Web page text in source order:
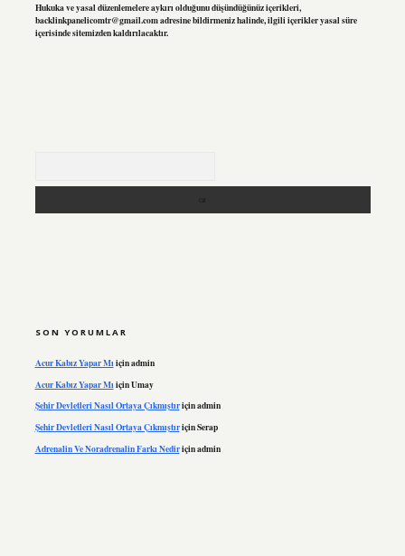
Hukuka ve yasal düzenlemelere aykırı olduğunu düşündüğünüz içerikleri,
backlinkpanelicomtr@gmail.comadresine bildirmeniz halinde, ilgili içerikler yasal süre
içerisinde sitemizden kaldırılacaktır.
SON YORUMLAR
Acur Kabız Yapar Mıiçinadmin
Acur Kabız Yapar Mı içinUmay
Şehir Devletleri Nasıl Ortaya Çıkmıştıriçinadmin
Şehir Devletleri Nasıl Ortaya ÇıkmıştıriçinSerap
Adrenalin Ve Noradrenalin Farkı Nediriçinadmin